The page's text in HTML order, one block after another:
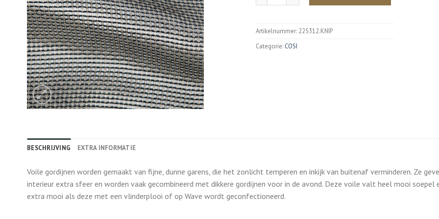
Artikelnummer: 225312.KNIP
Categorie: COSI
BESCHRIJVING EXTRA INFORMATIE
Voile gordijnen worden gemaakt van fijne, dunne garens, die het zonlicht temperen en inkijk van buitenaf verminderen. Ze
interieur extra sfeer en worden vaak gecombineerd met dikkere gordijnen voor in de avond. Deze voile valt heel mooi soepel
extra mooi als deze met een vlinderplooi of op Wave wordt geconfectioneerd.